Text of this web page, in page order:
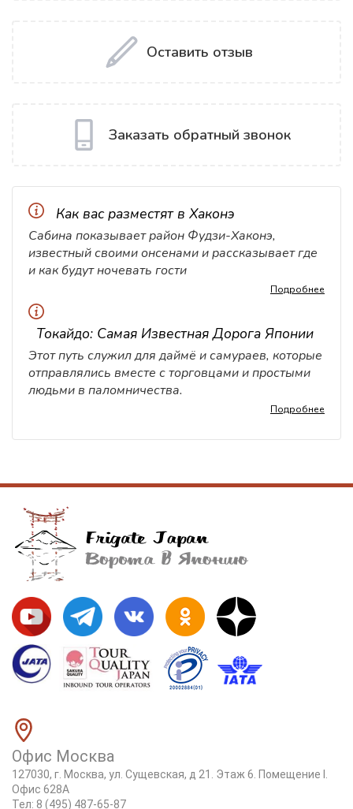
Оставить отзыв
Заказать обратный звонок
Как вас разместят в Хаконэ
Сабина показывает район Фудзи-Хаконэ,
известный своими онсенами и рассказывает где
и как будут ночевать гости
Подробнее
Токайдо: Самая Известная Дорога Японии
Этот путь служил для даймё и самураев, которые
отправлялись вместе с торговцами и простыми
людьми в паломничества.
Подробнее
Офис Москва
127030, г. Москва, ул. Сущевская, д 21. Этаж 6. Помещение I.
Офис 628А
Тел: 8 (495) 487-65-87